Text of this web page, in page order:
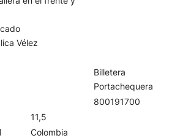
Vélez
Billetera
Portachequera
800191700
11,5
Colombia